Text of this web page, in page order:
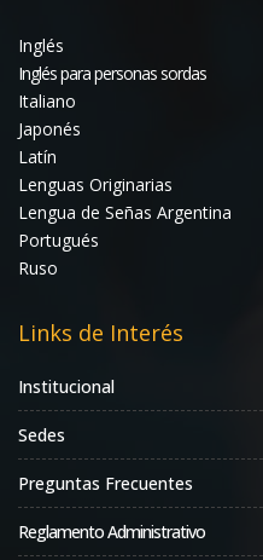
Inglés
Inglés para personas sordas
Italiano
Japonés
Latín
Lenguas Originarias
Lengua de Señas Argentina
Portugués
Ruso
Links de Interés
Institucional
Sedes
Preguntas Frecuentes
Reglamento Administrativo